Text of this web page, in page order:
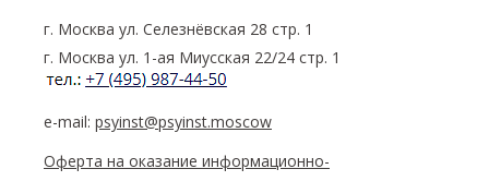
г. Москва ул. Селезнёвская 28 стр. 1
г. Москва ул. 1-ая Миусская 22/24 стр. 1
e-mail: psyinst@psyinst.moscow
Оферта на оказание информационно-